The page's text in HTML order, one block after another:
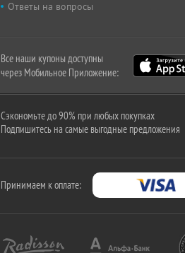
Ответы на вопросы
Все наши купоны доступны
через Мобильное Приложение:
Сэкономьте до 90% при любых покупках
Подпишитесь на самые выгодные предложения
Принимаем к оплате: